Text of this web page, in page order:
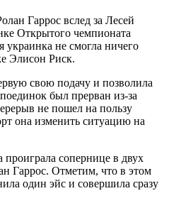
Гаррос вслед за Лесей
Открытого чемпионата
не смогла ничего
Элисон Риск.
свою подачу и позволила
был прерван из-за
не пошел на пользу
она изменить ситуацию на
сопернице в двух
Гаррос. Отметим, что в этом
один эйс и совершила сразу